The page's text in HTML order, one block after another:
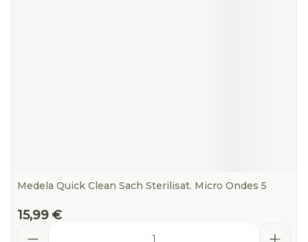
Medela Quick Clean Sach Sterilisat. Micro Ondes 5
15,99 €